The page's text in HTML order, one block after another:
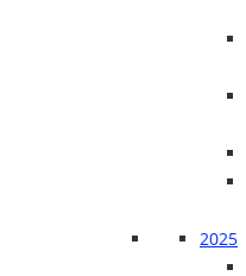
2025